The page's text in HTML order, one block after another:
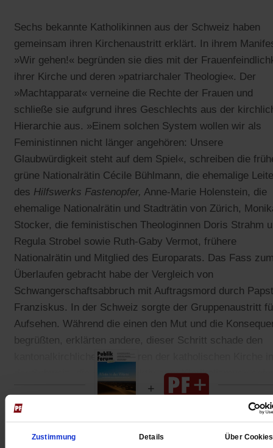
Zustimmung Details Über Cookies
Sechs bekannte Katholikinnen aus der Schweiz haben
gemeinsam ihren Kirchenaustritt erklärt. In ihrem
»Wir gehen!« begründen sie dies mit der
ihrer Kirche und deren »patriarchaler Theologie«. Der
»Machtapparat« verneine die Rechte der Frauen und
schließe sie aufgrund ihres Geschlechts aus der
Hierarchie aus. »Einem solchen System wollen wir als
Feministinnen nicht länger angehören: Unsere
Glaubwürdigkeit steht auf dem Spiel«, schreiben die
grüne Nationalrätin Cécile Bühlmann, die ehemalige
des Hilfswerks Fastenopfer, Anne-Marie Holenstein, die
ehemalige Nationalrätin und Stadträtin von Zürich,
Stocker, die feministischen Theologinnen Doris Strahm
Regula Strobel sowie Ruth-Gaby Vermot, frühere
Nationalrätin und Mitglied des Europarats. Das Fass
Überlaufen gebracht habe der Vergleich von
Schwangerschaftsabbruch mit Auftragsmord durch Papst
Franziskus. In der Schweiz sorgte der Gruppenaustritt
Aufsehen. Während die einen den Mut und die
begrüßten, erklärten andere, dieser Schritt schade den
kantonalkirchlichen Strukturen der katholischen Kirche in
der Schweiz, die ein »Korrektiv zum Klerikalismus«
Gedruckt + Digital